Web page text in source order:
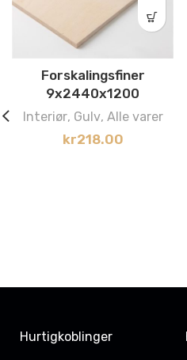
Forskalingsfiner
9x2440x1200
Interiør, Gulv, Alle varer
kr218.00
Hurtigkoblinger